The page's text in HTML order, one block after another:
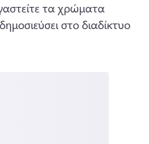
τα χρώματα
στο διαδίκτυο